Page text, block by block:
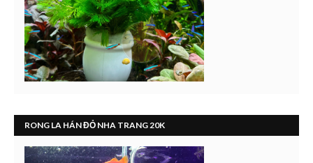
RONG LA HÁN ĐỎ NHA TRANG 20K